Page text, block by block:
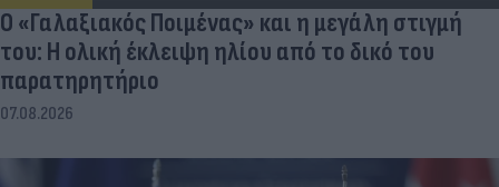
Ο «Γαλαξιακός Ποιμένας» και η μεγάλη στιγμή
του: Η ολική έκλειψη ηλίου από το δικό του
παρατηρητήριο
07.08.2026